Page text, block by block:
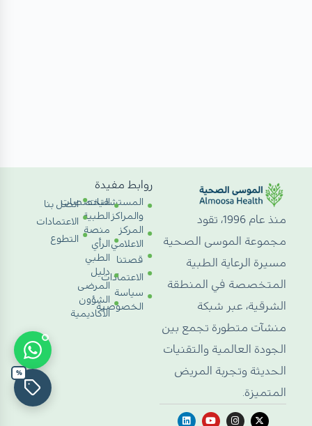
منذ عام 1996، تقود
مجموعة الموسى الصحية
مسيرة الرعاية الطبية
المتخصصة في المنطقة
الشرقية، عبر شبكة
منشآت متطورة تجمع بين
الجودة العالمية والتقنيات
الحديثة وتجربة المريض
المتميزة.
روابط مفيدة
المستشفيات
والمراكز
المركز
الاعلامي
قصتنا
الاعتمادات
سياسة
الخصوصية
التخصصات
الطبية
منصة
الرأي
الطبي
دليل
المرضى
الشؤون
الأكاديمية
اتصل بنا
الاعتمادات
التطوع
%